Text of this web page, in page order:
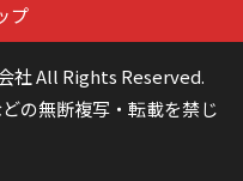
プ
社 All Rights Reserved.
の無断複写・転載を禁じ